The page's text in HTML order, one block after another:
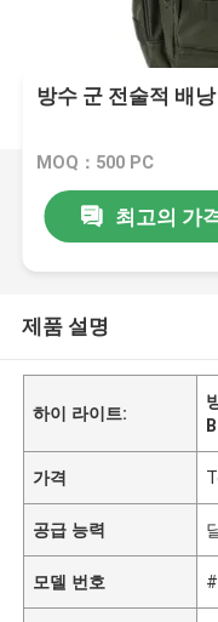
방수 군 전술적 배낭
MOQ：500 PC
최고의 가
제품 설명
하이 라이트:
가격
공급 능력
모델 번호